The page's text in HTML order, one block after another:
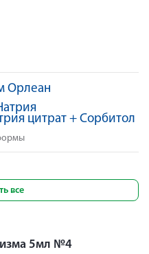
Орлеан
цитрат + Сорбитол
все
5мл №4